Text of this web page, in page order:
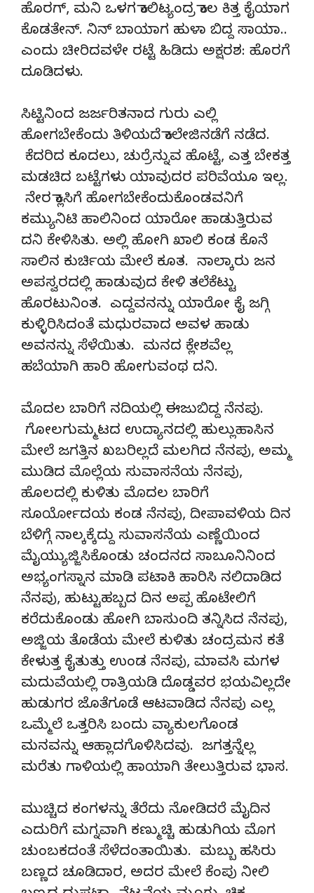
ಹೊರಗ್, ಮನಿ ಒಳಗ ಕಾಲಿಟ್ಯಂದ್ರ ಕಾಲ ಕಿತ್ತ ಕೈಯಾಗ
ಕೊಡತೇನ್. ನಿನ್ ಬಾಯಾಗ ಹುಳಾ ಬಿದ್ದ ಸಾಯಾ..
ಎಂದು ಚೀರಿದವಳೇ ರಟ್ಟೆ ಹಿಡಿದು ಅಕ್ಷರಶ: ಹೊರಗೆ
ದೂಡಿದಳು.
ಸಿಟ್ಟಿನಿಂದ ಜರ್ಜರಿತನಾದ ಗುರು ಎಲ್ಲಿ
ಹೋಗಬೇಕೆಂದು ತಿಳಿಯದೆ ಕಾಲೇಜಿನಡೆಗೆ ನಡೆದ.
ಕೆದರಿದ ಕೂದಲು, ಚುರ್ರೆನ್ನುವ ಹೊಟ್ಟೆ, ಎತ್ತ ಬೇಕತ್ತ
ಮಡಚಿದ ಬಟ್ಟೆಗಳು ಯಾವುದರ ಪರಿವೆಯೂ ಇಲ್ಲ.
ನೇರ ಕ್ಲಾಸಿಗೆ ಹೋಗಬೇಕೆಂದುಕೊಂಡವನಿಗೆ
ಕಮ್ಯುನಿಟಿ ಹಾಲಿನಿಂದ ಯಾರೋ ಹಾಡುತ್ತಿರುವ
ದನಿ ಕೇಳಿಸಿತು. ಅಲ್ಲಿ ಹೋಗಿ ಖಾಲಿ ಕಂಡ ಕೊನೆ
ಸಾಲಿನ ಕುರ್ಚಿಯ ಮೇಲೆ ಕೂತ. ನಾಲ್ಕಾರು ಜನ
ಅಪಸ್ವರದಲ್ಲಿ ಹಾಡುವುದ ಕೇಳಿ ತಲೆಕೆಟ್ಟು
ಹೊರಟುನಿಂತ. ಎದ್ದವನನ್ನು ಯಾರೋ ಕೈ ಜಗ್ಗಿ
ಕುಳ್ಳಿರಿಸಿದಂತೆ ಮಧುರವಾದ ಅವಳ ಹಾಡು
ಅವನನ್ನು ಸೆಳೆಯಿತು. ಮನದ ಕ್ಲೇಶವೆಲ್ಲ
ಹಬೆಯಾಗಿ ಹಾರಿ ಹೋಗುವಂಥ ದನಿ.
ಮೊದಲ ಬಾರಿಗೆ ನದಿಯಲ್ಲಿ ಈಜುಬಿದ್ದ ನೆನಪು.
ಗೋಲಗುಮ್ಮಟದ ಉದ್ಯಾನದಲ್ಲಿ ಹುಲ್ಲುಹಾಸಿನ
ಮೇಲೆ ಜಗತ್ತಿನ ಖಬರಿಲ್ಲದೆ ಮಲಗಿದ ನೆನಪು, ಅಮ್ಮ
ಮುಡಿದ ಮೊಲ್ಲೆಯ ಸುವಾಸನೆಯ ನೆನಪು,
ಹೊಲದಲ್ಲಿ ಕುಳಿತು ಮೊದಲ ಬಾರಿಗೆ
ಸೂರ್ಯೋದಯ ಕಂಡ ನೆನಪು, ದೀಪಾವಳಿಯ ದಿನ
ಬೆಳಿಗ್ಗೆ ನಾಲ್ಕಕ್ಕೆದ್ದು ಸುವಾಸನೆಯ ಎಣ್ಣೆಯಿಂದ
ಮೈಯ್ಯುಜ್ಜಿಸಿಕೊಂಡು ಚಂದನದ ಸಾಬೂನಿನಿಂದ
ಅಭ್ಯಂಗಸ್ನಾನ ಮಾಡಿ ಪಟಾಕಿ ಹಾರಿಸಿ ನಲಿದಾಡಿದ
ನೆನಪು, ಹುಟ್ಟುಹಬ್ಬದ ದಿನ ಅಪ್ಪ ಹೊಟೇಲಿಗೆ
ಕರೆದುಕೊಂಡು ಹೋಗಿ ಬಾಸುಂದಿ ತನ್ನಿಸಿದ ನೆನಪು,
ಅಜ್ಜಿಯ ತೊಡೆಯ ಮೇಲೆ ಕುಳಿತು ಚಂದ್ರಮನ ಕತೆ
ಕೇಳುತ್ತ ಕೈತುತ್ತು ಉಂಡ ನೆನಪು, ಮಾವಸಿ ಮಗಳ
ಮದುವೆಯಲ್ಲಿ ರಾತ್ರಿಯಡಿ ದೊಡ್ಡವರ ಭಯವಿಲ್ಲದೇ
ಹುಡುಗರ ಜೊತೆಗೂಡೆ ಆಟವಾಡಿದ ನೆನಪು ಎಲ್ಲ
ಒಮ್ಮೆಲೆ ಒತ್ತರಿಸಿ ಬಂದು ವ್ಯಾಕುಲಗೊಂಡ
ಮನವನ್ನು ಆಹ್ಲಾದಗೊಳಿಸಿದವು. ಜಗತ್ತನ್ನೆಲ್ಲ
ಮರೆತು ಗಾಳಿಯಲ್ಲಿ ಹಾಯಾಗಿ ತೇಲುತ್ತಿರುವ ಭಾಸ.
ಮುಚ್ಚಿದ ಕಂಗಳನ್ನು ತೆರೆದು ನೋಡಿದರೆ ಮೈದಿನ
ಎದುರಿಗೆ ಮಗ್ನವಾಗಿ ಕಣ್ಮುಚ್ಚಿ ಹುಡುಗಿಯ ಮೊಗ
ಚುಂಬಕದಂತೆ ಸೆಳೆದಂತಾಯಿತು. ಮಬ್ಬು ಹಸಿರು
ಬಣ್ಣದ ಚೂಡಿದಾರ, ಅದರ ಮೇಲೆ ಕೆಂಪು ನೀಲಿ